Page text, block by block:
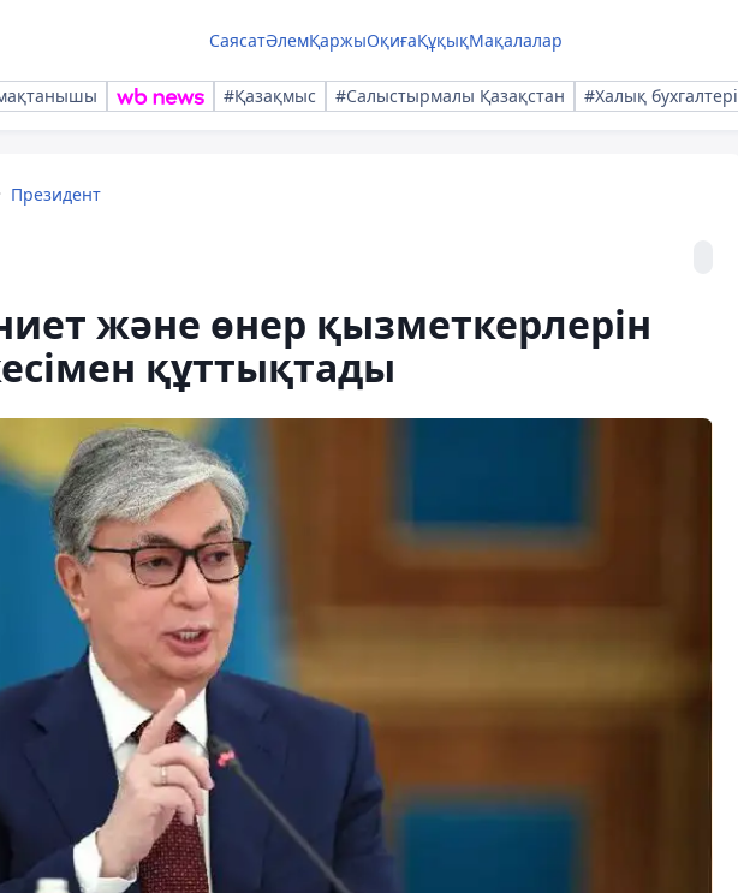
СаясатӘлемҚаржыОқиғаҚұқықМақалалар
#Қазақмыс #Салыстырмалы Қазақстан #Халық бухгалтері
Президент
және өнер қызметкерлерін
құттықтады